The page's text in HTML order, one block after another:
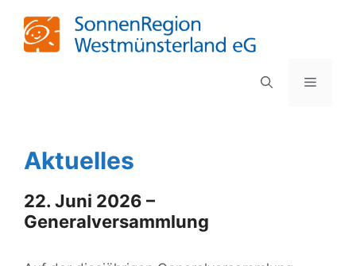
Inhalt
springen
MENÜ
Aktuelles
22. Juni 2026 –
Generalversammlung